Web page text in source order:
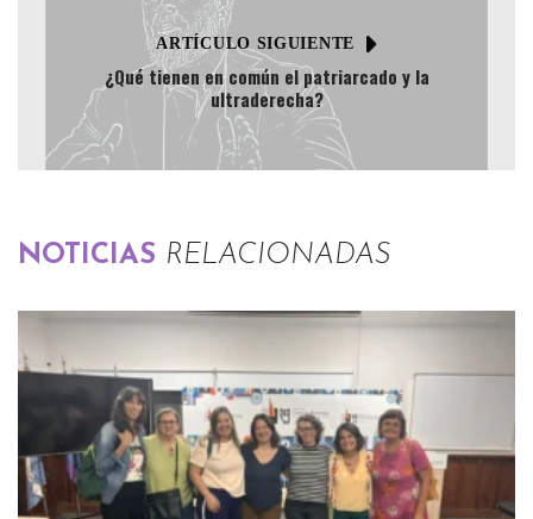
ARTÍCULO SIGUIENTE
¿Qué tienen en común el patriarcado y la
ultraderecha?
NOTICIAS RELACIONADAS